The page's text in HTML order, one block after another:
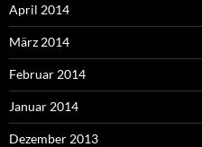
April 2014
März 2014
Februar 2014
Januar 2014
Dezember 2013